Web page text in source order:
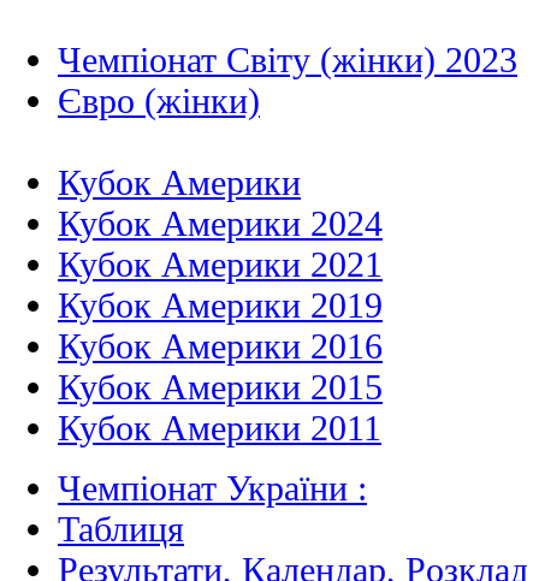
Чемпіонат Світу (жінки) 2023
Євро (жінки)
Кубок Америки
Кубок Америки 2024
Кубок Америки 2021
Кубок Америки 2019
Кубок Америки 2016
Кубок Америки 2015
Кубок Америки 2011
Чемпіонат України :
Таблиця
Результати, Календар, Poзклад